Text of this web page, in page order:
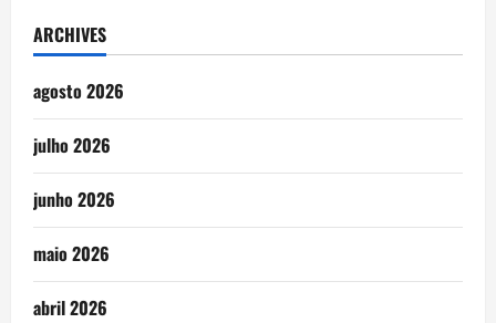
ARCHIVES
agosto 2026
julho 2026
junho 2026
maio 2026
abril 2026